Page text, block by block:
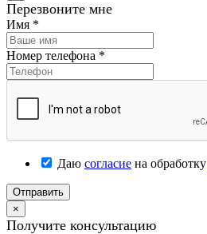
Перезвоните мне
Имя *
Номер телефона *
Даю согласие на обработку
Отправить
×
Получите консультацию